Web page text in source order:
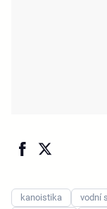
kanoistika vodní